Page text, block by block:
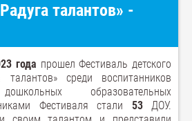
талантов» -
года прошел Фестиваль детского
талантов» среди воспитанников
образовательных
Фестиваля стали 53ДОУ.